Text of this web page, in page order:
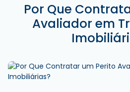
Por Que
Avaliador em